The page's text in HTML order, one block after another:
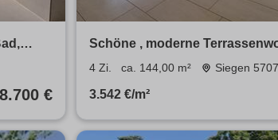
€
Schöne , moderne
4 Zi. ca. 144,00 m² Siegen
3.542 €/m²